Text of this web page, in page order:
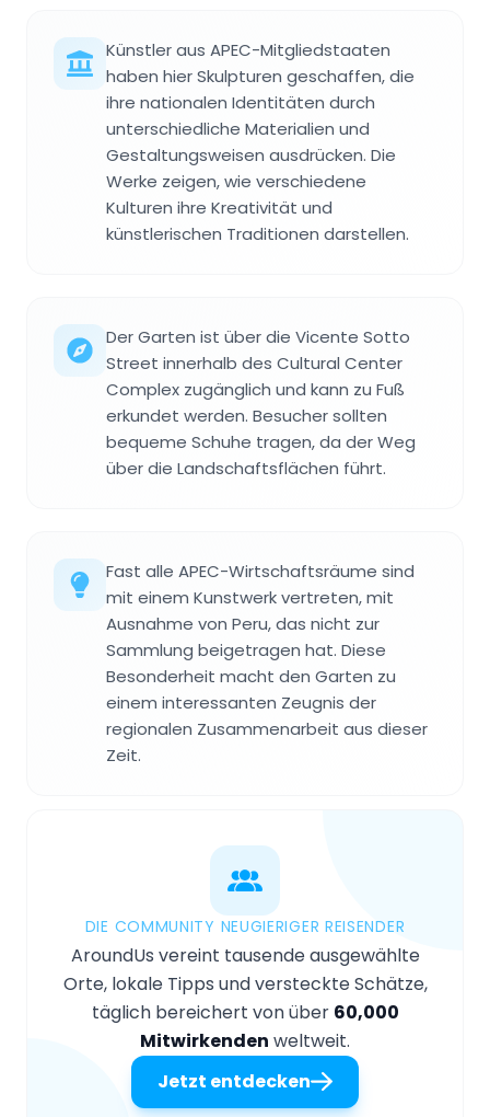
Künstler aus APEC-Mitgliedstaaten
haben hier Skulpturen geschaffen, die
ihre nationalen Identitäten durch
unterschiedliche Materialien und
Gestaltungsweisen ausdrücken. Die
Werke zeigen, wie verschiedene
Kulturen ihre Kreativität und
künstlerischen Traditionen darstellen.
Der Garten ist über die Vicente Sotto
Street innerhalb des Cultural Center
Complex zugänglich und kann zu Fuß
erkundet werden. Besucher sollten
bequeme Schuhe tragen, da der Weg
über die Landschaftsflächen führt.
Fast alle APEC-Wirtschaftsräume sind
mit einem Kunstwerk vertreten, mit
Ausnahme von Peru, das nicht zur
Sammlung beigetragen hat. Diese
Besonderheit macht den Garten zu
einem interessanten Zeugnis der
regionalen Zusammenarbeit aus dieser
Zeit.
DIE COMMUNITY NEUGIERIGER REISENDER
AroundUs vereint tausende ausgewählte
Orte, lokale Tipps und versteckte Schätze,
täglich bereichert von über 60,000
Mitwirkenden weltweit.
Jetzt entdecken